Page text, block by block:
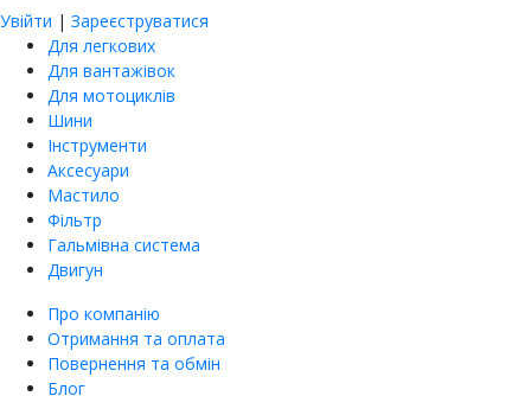
Увійти | Зареєструватися
Для легкових
Для вантажівок
Для мотоциклів
Шини
Інструменти
Аксесуари
Мастило
Фільтр
Гальмівна система
Двигун
Про компанію
Отримання та оплата
Повернення та обмін
Блог